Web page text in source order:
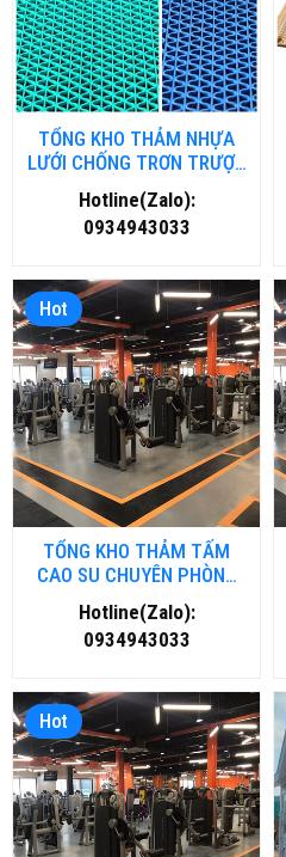
TỔNG KHO THẢM NHỰA
LƯỚI CHỐNG TRƠN TRƯỢT
TẠI HỒ CHÍ MINH
Hotline(Zalo):
0934943033
Hot
TỔNG KHO THẢM TẤM
CAO SU CHUYÊN PHÒNG
GYM- FITNESS TẠI ĐÀ
NẴNG
Hotline(Zalo):
0934943033
Hot